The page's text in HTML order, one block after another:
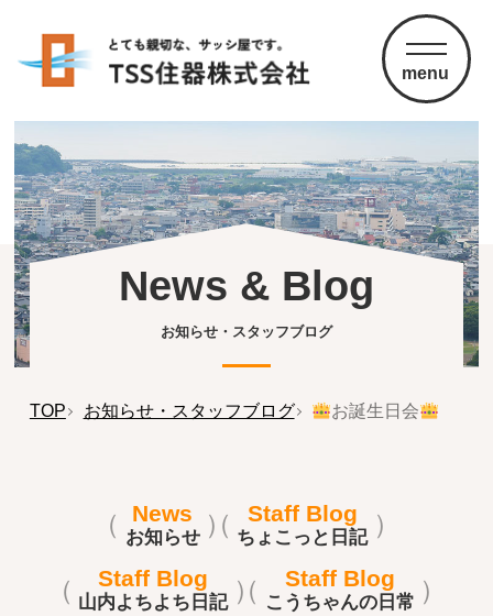
menu
News & Blog
お知らせ・スタッフブログ
TOP お知らせ・スタッフブログ お誕生日会
News
お知らせ
Staff Blog
ちょこっと日記
Staff Blog
山内よちよち日記
Staff Blog
こうちゃんの日常